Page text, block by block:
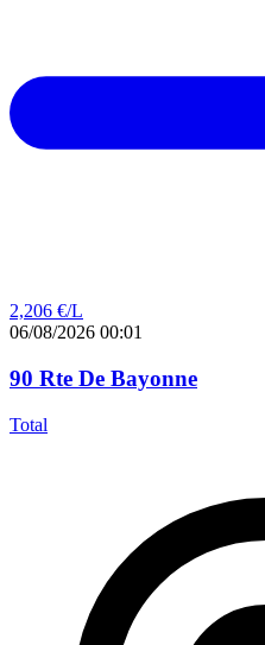
2,206 €/L
06/08/2026 00:01
90 Rte De Bayonne
Total